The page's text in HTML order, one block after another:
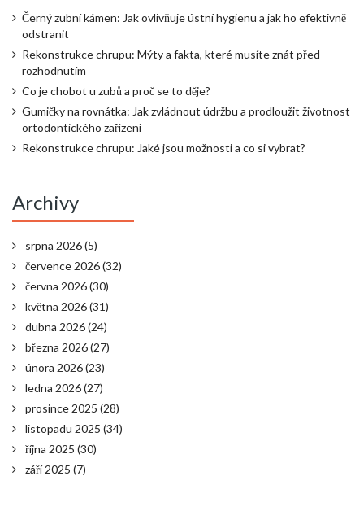
Černý zubní kámen: Jak ovlivňuje ústní hygienu a jak ho efektivně
odstranit
Rekonstrukce chrupu: Mýty a fakta, které musíte znát před
rozhodnutím
Co je chobot u zubů a proč se to děje?
Gumičky na rovnátka: Jak zvládnout údržbu a prodloužit životnost
ortodontického zařízení
Rekonstrukce chrupu: Jaké jsou možnosti a co si vybrat?
Archivy
srpna 2026(5)
července 2026(32)
června 2026(30)
května 2026(31)
dubna 2026(24)
března 2026(27)
února 2026(23)
ledna 2026(27)
prosince 2025 (28)
listopadu 2025 (34)
října 2025 (30)
září 2025 (7)